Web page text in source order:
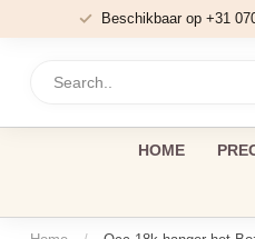
Beschikbaar op +31
HOME